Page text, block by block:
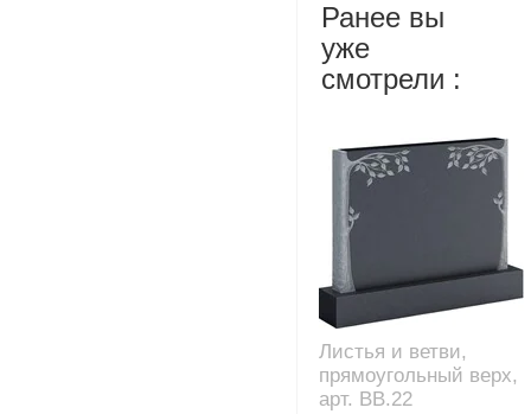
Ранее вы
уже
смотрели :
Листья и ветви,
прямоугольный верх,
арт. BB.22